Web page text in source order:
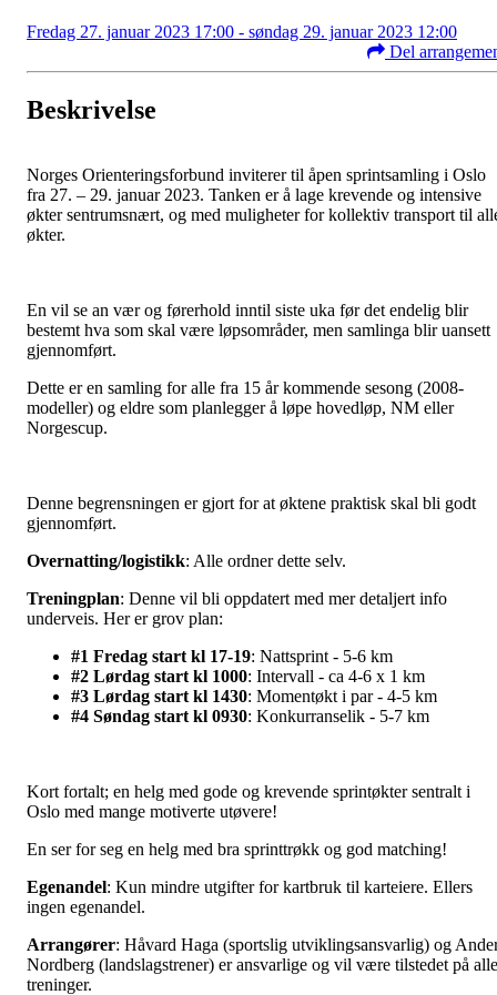
Fredag 27. januar 2023 17:00 - søndag 29. januar 2023 12:00
Del
Beskrivelse
Norges Orienteringsforbund inviterer til åpen sprintsamling i Oslo
fra 27. – 29. januar 2023. Tanken er å lage krevende og intensive
økter sentrumsnært, og med muligheter for kollektiv transport til
økter.
En vil se an vær og førerhold inntil siste uka før det endelig blir
bestemt hva som skal være løpsområder, men samlinga blir uansett
gjennomført.
Dette er en samling for alle fra 15 år kommende sesong (2008-
modeller) og eldre som planlegger å løpe hovedløp, NM eller
Norgescup.
Denne begrensningen er gjort for at øktene praktisk skal bli godt
gjennomført.
Overnatting/logistikk: Alle ordner dette selv.
Treningplan: Denne vil bli oppdatert med mer detaljert info
underveis. Her er grov plan:
#1 Fredag start kl 17-19: Nattsprint - 5-6 km
#2 Lørdag start kl 1000: Intervall - ca 4-6 x 1 km
#3 Lørdag start kl 1430: Momentøkt i par - 4-5 km
#4 Søndag start kl 0930: Konkurranselik - 5-7 km
Kort fortalt; en helg med gode og krevende sprintøkter sentralt i
Oslo med mange motiverte utøvere!
En ser for seg en helg med bra sprinttrøkk og god matching!
Egenandel: Kun mindre utgifter for kartbruk til karteiere. Ellers
ingen egenandel.
Arrangører: Håvard Haga (sportslig utviklingsansvarlig) og
Nordberg (landslagstrener) er ansvarlige og vil være tilstedet på alle
treninger.